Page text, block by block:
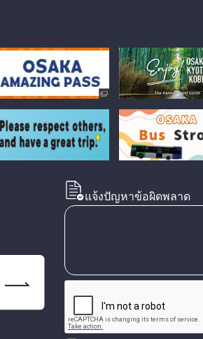
แจ้งปัญหาข้อผิดพลาด